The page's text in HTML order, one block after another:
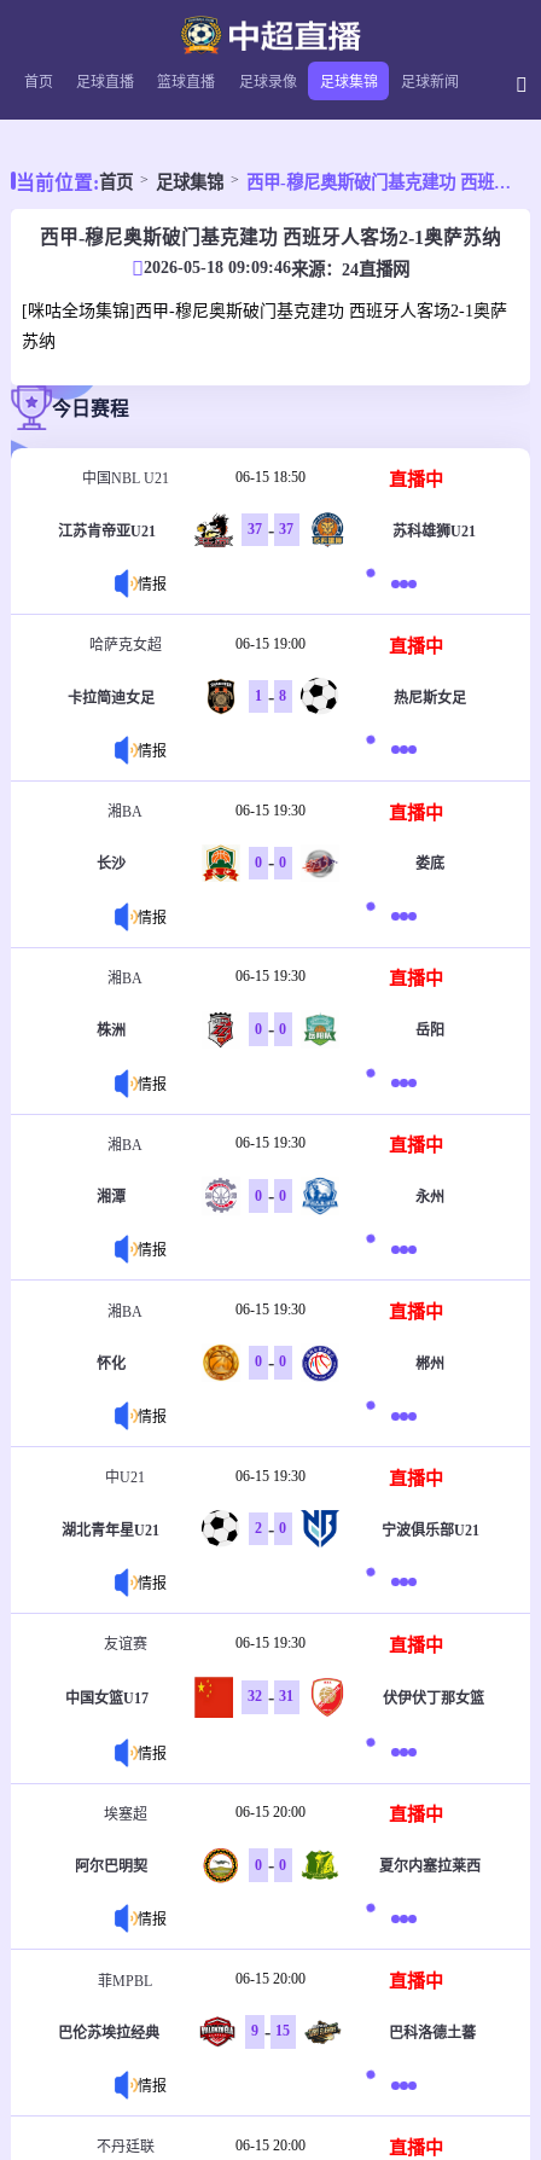
首页 足球直播 篮球直播 足球录像 足球集锦 足球新闻
当前位置:首页 足球集锦 西甲-穆尼奥斯破门基克建功 西班牙人客场2-1奥萨苏纳
西甲-穆尼奥斯破门基克建功 西班牙人客场2-1奥萨苏纳
2026-05-18 09:09:46来源： 24直播网
[咪咕全场集锦]西甲-穆尼奥斯破门基克建功 西班牙人客场2-1奥萨
苏纳
今日赛程
中国NBL U21 06-15 18:50 直播中
江苏肯帝亚U21 37 - 37 苏科雄狮U21
情报
哈萨克女超 06-15 19:00 直播中
卡拉简迪女足 1 - 8 热尼斯女足
情报
湘BA 06-15 19:30 直播中
长沙 0 - 0 娄底
情报
湘BA 06-15 19:30 直播中
株洲 0 - 0 岳阳
情报
湘BA 06-15 19:30 直播中
湘潭 0 - 0 永州
情报
湘BA 06-15 19:30 直播中
怀化 0 - 0 郴州
情报
中U21 06-15 19:30 直播中
湖北青年星U21 2 - 0 宁波俱乐部U21
情报
友谊赛 06-15 19:30 直播中
中国女篮U17 32 - 31 伏伊伏丁那女篮
情报
埃塞超 06-15 20:00 直播中
阿尔巴明契 0 - 0 夏尔内塞拉莱西
情报
菲MPBL 06-15 20:00 直播中
巴伦苏埃拉经典 9 - 15 巴科洛德土蕃
情报
不丹廷联 06-15 20:00 直播中